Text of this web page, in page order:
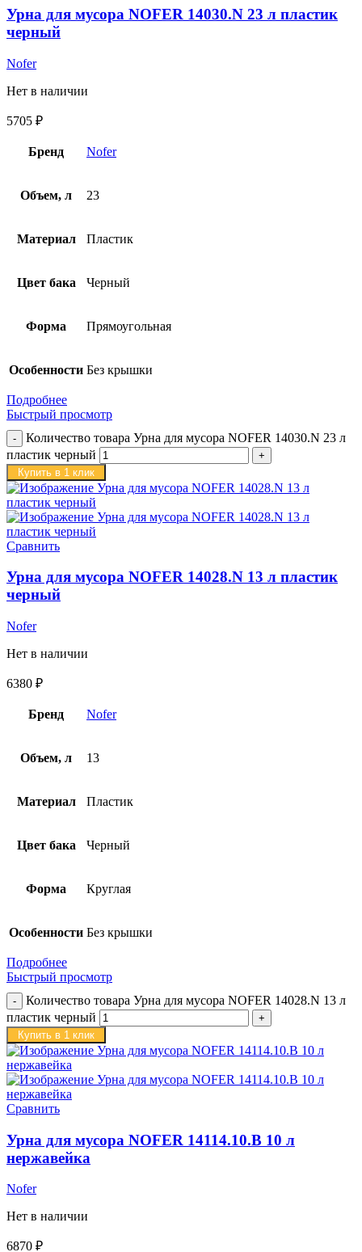
Урна для мусора NOFER 14030.N 23 л пластик
черный
Nofer
Нет в наличии
5705 ₽
Бренд Nofer
Объем, л 23
Материал Пластик
Цвет бака Черный
Форма Прямоугольная
Особенности Без крышки
Подробнее
Быстрый просмотр
Количество товара Урна для мусора NOFER 14030.N 23 л
пластик черный
Купить в 1 клик
Сравнить
Урна для мусора NOFER 14028.N 13 л пластик
черный
Nofer
Нет в наличии
6380 ₽
Бренд Nofer
Объем, л 13
Материал Пластик
Цвет бака Черный
Форма Круглая
Особенности Без крышки
Подробнее
Быстрый просмотр
Количество товара Урна для мусора NOFER 14028.N 13 л
пластик черный
Купить в 1 клик
Сравнить
Урна для мусора NOFER 14114.10.B 10 л
нержавейка
Nofer
Нет в наличии
6870 ₽